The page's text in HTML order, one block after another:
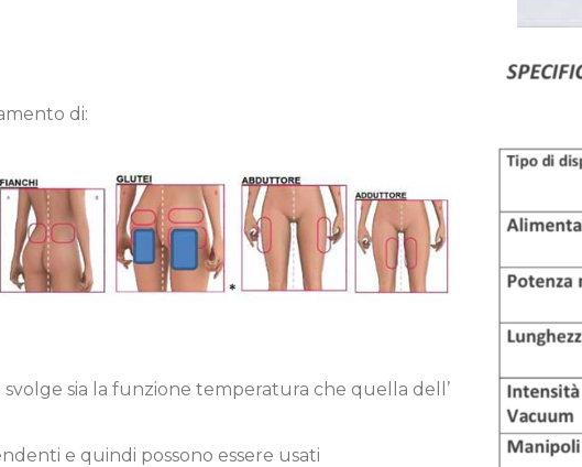
di:
svolge sia la funzione temperatura che quella dell’
e quindi possono essere usati